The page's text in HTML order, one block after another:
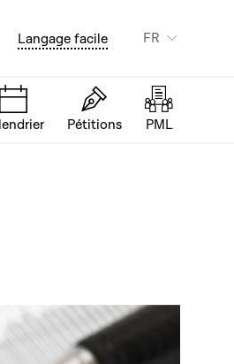
d'accessibilité
Langage facile FR
Pétitions PML